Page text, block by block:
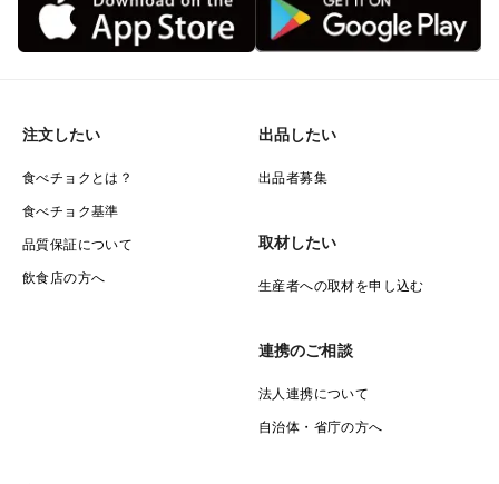
注文したい
食べチョクとは？
食べチョク基準
品質保証について
飲食店の方へ
出品したい
出品者募集
取材したい
生産者への取材を申し込む
連携のご相談
法人連携について
自治体・省庁の方へ